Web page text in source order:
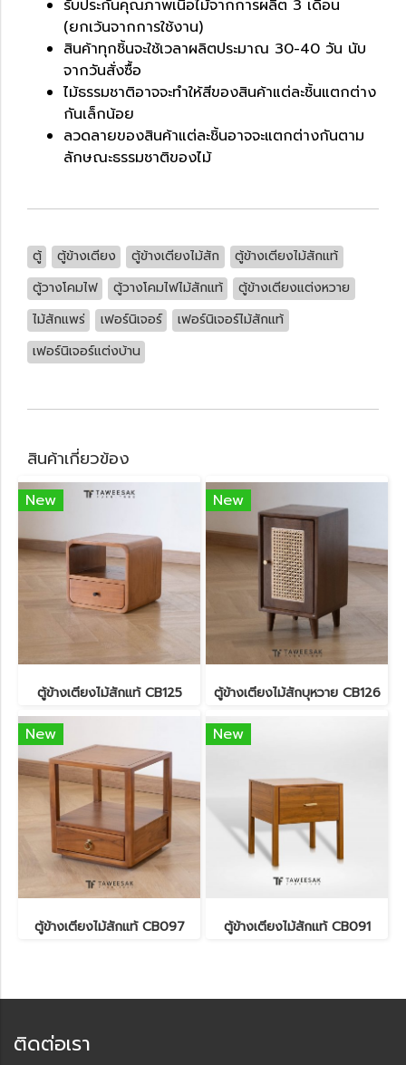
รับประกันคุณภาพเนื้อไม้จากการผลิต 3 เดือน
(ยกเว้นจากการใช้งาน)
สินค้าทุกชิ้นจะใช้เวลาผลิตประมาณ 30-40 วัน นับ
จากวันสั่งซื้อ
ไม้ธรรมชาติอาจจะทำให้สีของสินค้าแต่ละชิ้นแตกต่าง
กันเล็กน้อย
ลวดลายของสินค้าแต่ละชิ้นอาจจะแตกต่างกันตาม
ลักษณะธรรมชาติของไม้
ตู้ ตู้ข้างเตียง ตู้ข้างเตียงไม้สัก
ตู้ข้างเตียงไม้สักแท้
ตู้วางโคมไฟ
ตู้วางโคมไฟไม้สักแท้
ตู้ข้างเตียงแต่งหวาย
ไม้สักแพร่
เฟอร์นิเจอร์
เฟอร์นิเจอร์ไม้สักแท้
เฟอร์นิเจอร์แต่งบ้าน
สินค้าเกี่ยวข้อง
New
ตู้ข้างเตียงไม้สักแท้ CB125
New
ตู้ข้างเตียงไม้สักบุหวาย CB126
New
ตู้ข้างเตียงไม้สักแท้ CB097
New
ตู้ข้างเตียงไม้สักแท้ CB091
ติดต่อเรา